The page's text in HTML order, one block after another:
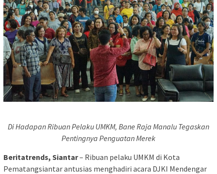
Di Hadapan Ribuan Pelaku UMKM, Bane Raja Manalu Tegaskan
Pentingnya Penguatan Merek
Beritatrends, Siantar– Ribuan pelaku UMKM di Kota
Pematangsiantar antusias menghadiri acara DJKI Mendengar